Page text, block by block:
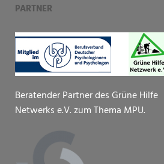
PARTNER
Beratender Partner des Grüne Hilfe
Netwerks e.V. zum Thema MPU.